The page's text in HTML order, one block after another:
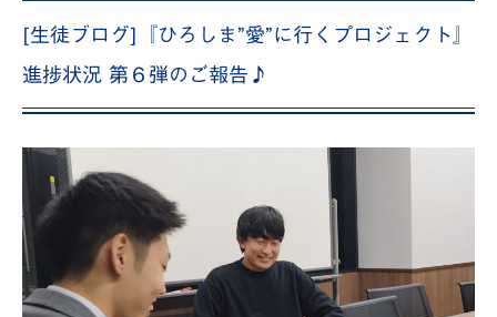
[生徒ブログ]『ひろしま”愛”に行くプロジェクト』
進捗状況 第６弾のご報告♪